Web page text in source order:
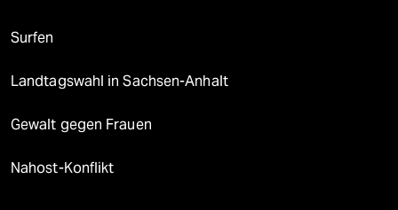
Surfen
Landtagswahl in Sachsen-Anhalt
Gewalt gegen Frauen
Nahost-Konflikt